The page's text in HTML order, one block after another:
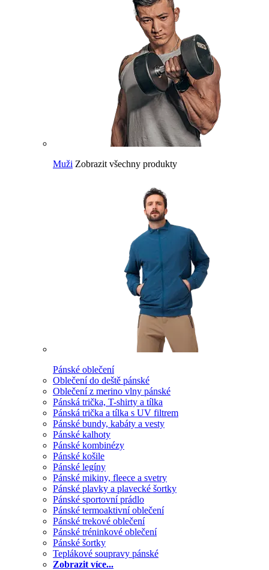
Muži Zobrazit všechny produkty
Pánské oblečení
Oblečení do deště pánské
Oblečení z merino vlny pánské
Pánská trička, T-shirty a tílka
Pánská trička a tílka s UV filtrem
Pánské bundy, kabáty a vesty
Pánské kalhoty
Pánské kombinézy
Pánské košile
Pánské legíny
Pánské mikiny, fleece a svetry
Pánské plavky a plavecké šortky
Pánské sportovní prádlo
Pánské termoaktivní oblečení
Pánské trekové oblečení
Pánské tréninkové oblečení
Pánské šortky
Teplákové soupravy pánské
Zobrazit více...